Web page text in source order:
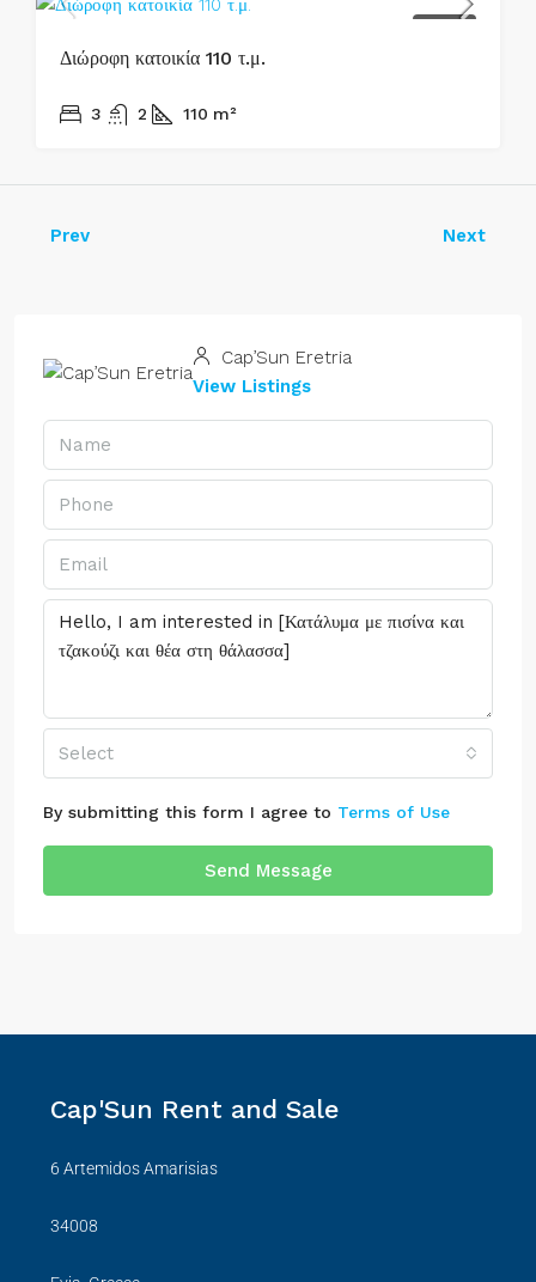
Διώροφη κατοικία 110 τ.μ.
3 2 110 m²
Prev Next
Cap’Sun Eretria
View Listings
Select
By submitting this form I agree to Terms of Use
Send Message
Cap'Sun Rent and Sale
6 Artemidos Amarisias
34008